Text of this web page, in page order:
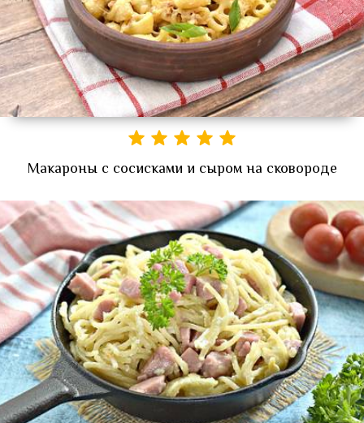
Макароны с сосисками и сыром на сковороде